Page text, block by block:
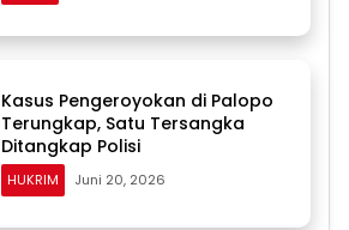
Kasus Pengeroyokan di Palopo
Terungkap, Satu Tersangka
Ditangkap Polisi
HUKRIM Juni 20, 2026